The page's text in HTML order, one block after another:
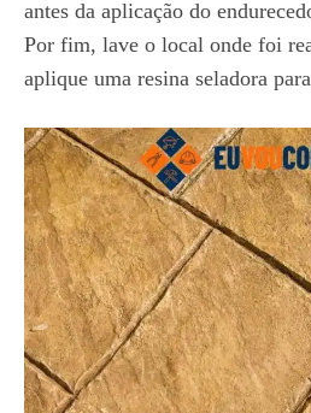
antes da aplicação do
Por fim, lave o local onde foi
aplique uma resina seladora